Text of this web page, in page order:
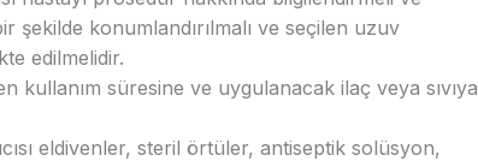
şekilde konumlandırılmalı ve seçilen uzuv
edilmelidir.
kullanım süresine ve uygulanacak ilaç veya sıvıya
eldivenler, steril örtüler, antiseptik solüsyon,